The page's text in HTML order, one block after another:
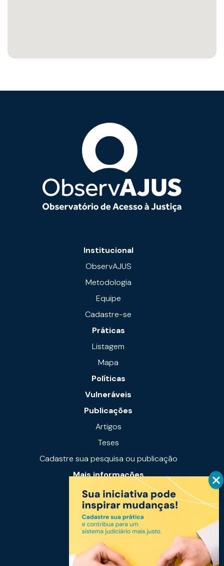
Institucional
ObservAJUS
Metodologia
Equipe
Cadastre-se
Práticas
Listagem
Mapa
Políticas
Vulneráveis
Publicações
Artigos
Teses
Cadastre sua pesquisa ou publicação
Mais informações
Notícias
Links úteis
Fale conosco